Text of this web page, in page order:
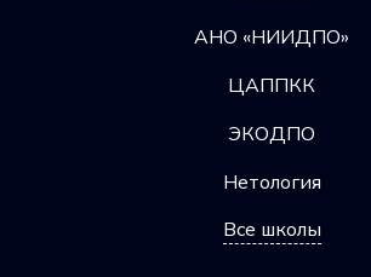
АНО «НИИДПО»
ЦАППКК
ЭКОДПО
Нетология
Все школы